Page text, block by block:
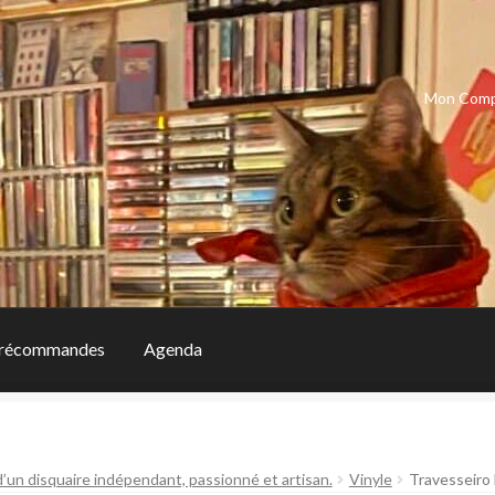
Mon
Agenda
disquaire indépendant, passionné et artisan. Vinyle Travesseiro